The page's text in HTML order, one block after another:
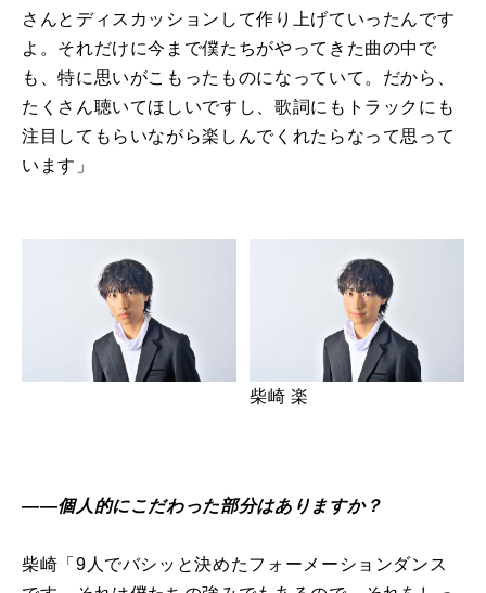
さんとディスカッションして作り上げていったんです
よ。それだけに今まで僕たちがやってきた曲の中で
も、特に思いがこもったものになっていて。だから、
たくさん聴いてほしいですし、歌詞にもトラックにも
注目してもらいながら楽しんでくれたらなって思って
います」
柴崎 楽
――個人的にこだわった部分はありますか？
柴崎「9人でバシッと決めたフォーメーションダンス